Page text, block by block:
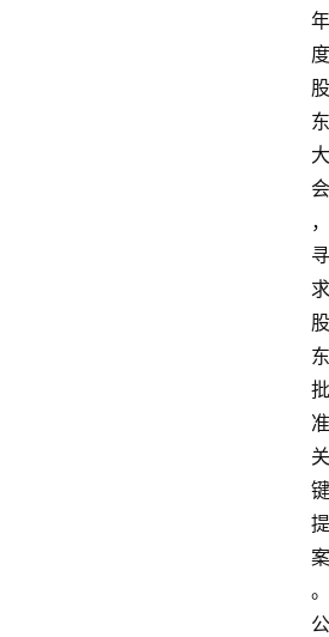
年
度
股
东
大
会
，
寻
求
股
东
批
准
关
键
提
案
。
公